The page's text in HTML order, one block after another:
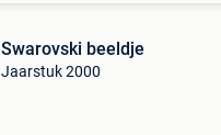
Swarovski beeldje
Jaarstuk 2000